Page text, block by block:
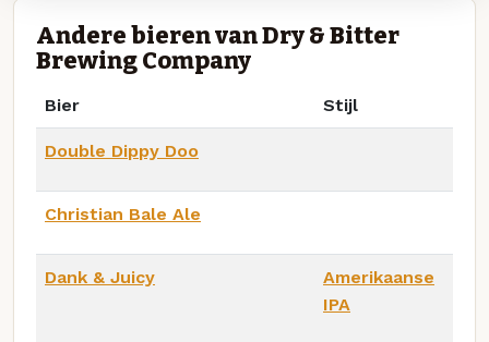
Andere bieren van Dry & Bitter
Brewing Company
Bier Stijl
Double Dippy Doo
Christian Bale Ale
Dank & Juicy
Amerikaanse
IPA